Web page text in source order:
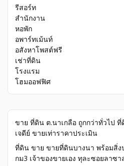
รีสอร์ท
สำนักงาน
หอพัก
อพาร์ทเม้นท์
อสังหาโพสต์ฟรี
เช่าที่ดิน
โรงแรม
โฮมออฟฟิศ
ขาย ที่ดิน ต.นาเกลือ ถูกกว่าทั่วไป
เจดีย์ ขายเท่าราคาประเมิน
ที่ดิน ขาย ขายที่ดินบางนา พร้อมสิ่ง
กม3 เจ้าของขายเอง ทุละซอยลาซา